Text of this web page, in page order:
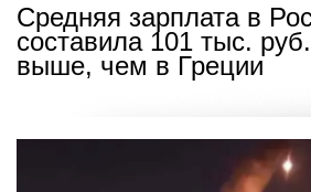
Средняя зарплата в
составила 101 тыс.
выше, чем в Греции